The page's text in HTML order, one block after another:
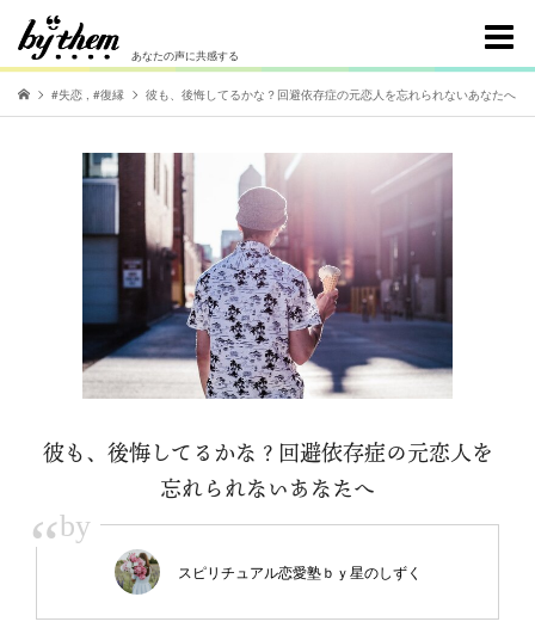
あなたの声に共感する
#失恋 , #復縁 彼も、後悔してるかな？回避依存症の元恋人を忘れられないあなたへ
彼も、後悔してるかな？回避依存症の元恋人を
忘れられないあなたへ
“by
スピリチュアル恋愛塾ｂｙ星のしずく